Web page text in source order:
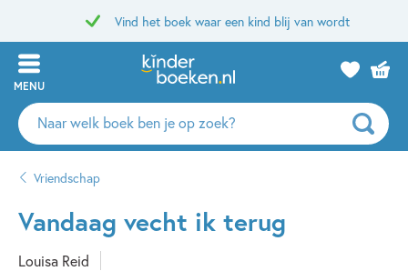
Vind het boek waar een kind blij van wordt
MENU
Zoeken
naar
auteurs
uitgevers
Vriendschap
Vandaag vecht ik terug
Louisa Reid